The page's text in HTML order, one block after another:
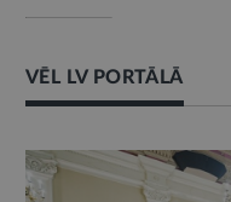
VĒL LV PORTĀLĀ